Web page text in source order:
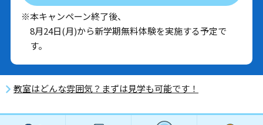
※本キャンペーン終了後、
8月24日(月)から新学期無料体験を実施する予定で
す。
教室はどんな雰囲気？まずは見学も可能です！